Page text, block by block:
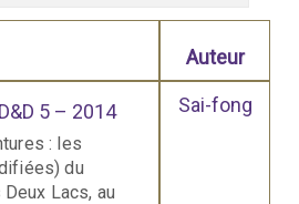
jointes Auteur
5 – 2014
: les
du
Lacs, au
Sai-fong